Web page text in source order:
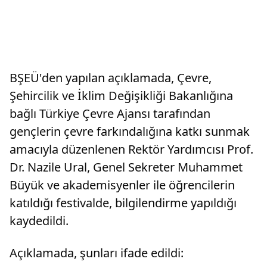
BŞEÜ'den yapılan açıklamada, Çevre,
Şehircilik ve İklim Değişikliği Bakanlığına
bağlı Türkiye Çevre Ajansı tarafından
gençlerin çevre farkındalığına katkı sunmak
amacıyla düzenlenen Rektör Yardımcısı Prof.
Dr. Nazile Ural, Genel Sekreter Muhammet
Büyük ve akademisyenler ile öğrencilerin
katıldığı festivalde, bilgilendirme yapıldığı
kaydedildi.
Açıklamada, şunları ifade edildi: